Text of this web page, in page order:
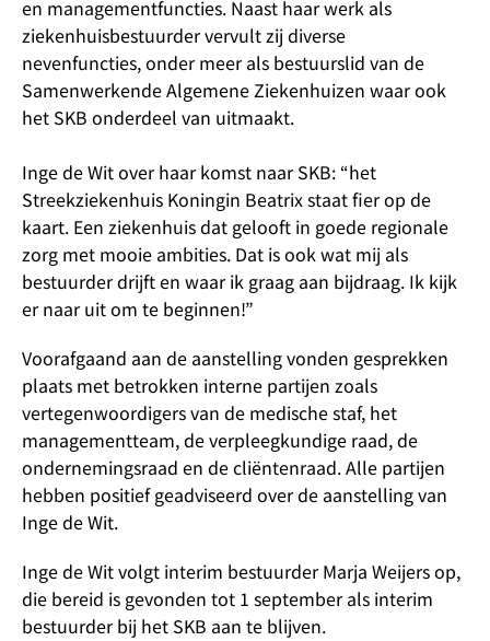
en managementfuncties. Naast haar werk als
ziekenhuisbestuurder vervult zij diverse
nevenfuncties, onder meer als bestuurslid van de
Samenwerkende Algemene Ziekenhuizen waar ook
het SKB onderdeel van uitmaakt.
Inge de Wit over haar komst naar SKB: “het
Streekziekenhuis Koningin Beatrix staat fier op de
kaart. Een ziekenhuis dat gelooft in goede regionale
zorg met mooie ambities. Dat is ook wat mij als
bestuurder drijft en waar ik graag aan bijdraag. Ik kijk
er naar uit om te beginnen!”
Voorafgaand aan de aanstelling vonden gesprekken
plaats met betrokken interne partijen zoals
vertegenwoordigers van de medische staf, het
managementteam, de verpleegkundige raad, de
ondernemingsraad en de cliëntenraad. Alle partijen
hebben positief geadviseerd over de aanstelling van
Inge de Wit.
Inge de Wit volgt interim bestuurder Marja Weijers op,
die bereid is gevonden tot 1 september als interim
bestuurder bij het SKB aan te blijven.